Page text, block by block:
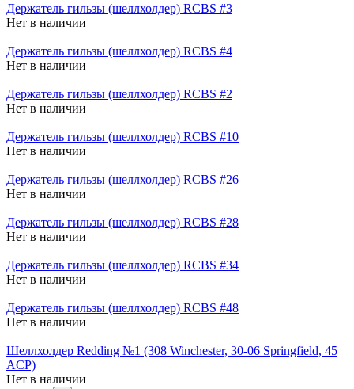
Держатель гильзы (шеллхолдер) RCBS #3
Нет в наличии
Держатель гильзы (шеллхолдер) RCBS #4
Нет в наличии
Держатель гильзы (шеллхолдер) RCBS #2
Нет в наличии
Держатель гильзы (шеллхолдер) RCBS #10
Нет в наличии
Держатель гильзы (шеллхолдер) RCBS #26
Нет в наличии
Держатель гильзы (шеллхолдер) RCBS #28
Нет в наличии
Держатель гильзы (шеллхолдер) RCBS #34
Нет в наличии
Держатель гильзы (шеллхолдер) RCBS #48
Нет в наличии
Шеллхолдер Redding №1 (308 Winchester, 30-06 Springfield, 45
ACP)
Нет в наличии